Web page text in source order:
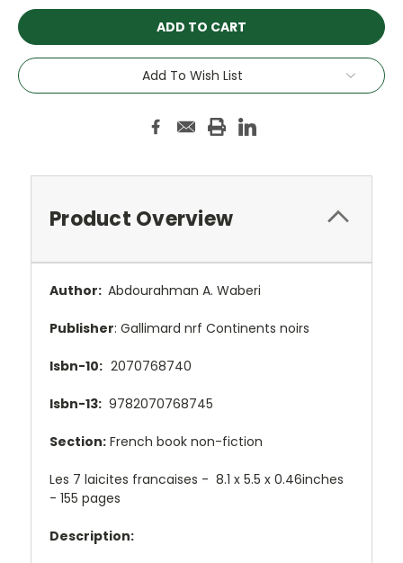
Add To Wish List
Product Overview
Author: Abdourahman A. Waberi
Publisher: Gallimard nrf Continents noirs
Isbn-10: 2070768740
Isbn-13: 9782070768745
Section: French book non-fiction
Les 7 laicites francaises - 8.1 x 5.5 x 0.46inches
- 155 pages
Description: